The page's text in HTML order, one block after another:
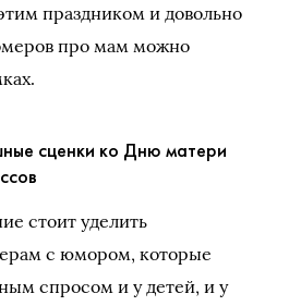
праздником и довольно
про мам можно
сценки ко Дню матери
стоит уделить
с юмором, которые
спросом и у детей, и у